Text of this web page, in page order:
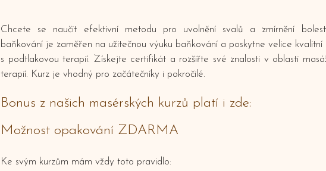
​Chcete se naučit efektivní metodu pro uvolnění svalů a zmírnění
baňkování je zaměřen na užitečnou výuku baňkování a poskytne velice
s podtlakovou terapií. Získejte certifikát a rozšiřte své znalosti v oblasti
terapií. Kurz je vhodný pro začátečníky i pokročilé.
Bonus z našich masérských kurzů platí i zde:
Možnost opakování ZDARMA
Ke svým kurzům mám vždy toto pravidlo: